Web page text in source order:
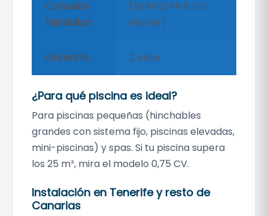
Conexión
hidráulica
[VERIFICAR ficha
Norwik]
Garantía 2 años
¿Para qué piscina es ideal?
Para piscinas pequeñas (hinchables
grandes con sistema fijo, piscinas elevadas,
mini-piscinas) y spas. Si tu piscina supera
los 25 m³, mira el modelo 0,75 CV.
Instalación en Tenerife y resto de
Canarias